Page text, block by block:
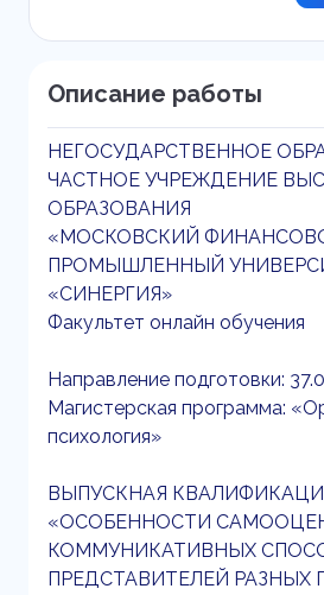
Описание работы
НЕГОСУДАРСТВЕННОЕ
ЧАСТНОЕ УЧРЕЖДЕНИЕ
ОБРАЗОВАНИЯ
«МОСКОВСКИЙ
ПРОМЫШЛЕННЫЙ
«СИНЕРГИЯ»
Факультет онлайн обучения
Направление подготовки:
Магистерская программа:
психология»
ВЫПУСКНАЯ
«ОСОБЕННОСТИ
КОММУНИКАТИВНЫХ
ПРЕДСТАВИТЕЛЕЙ РАЗНЫХ